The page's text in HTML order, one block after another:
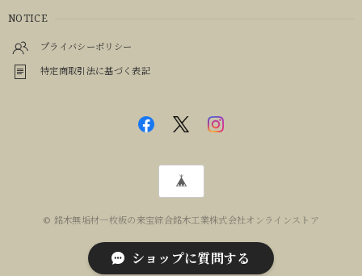
NOTICE
プライバシーポリシー
特定商取引法に基づく表記
© 銘木無垢材一枚板の来宝綜合銘木工業株式会社オンラインストア
ショップに質問する